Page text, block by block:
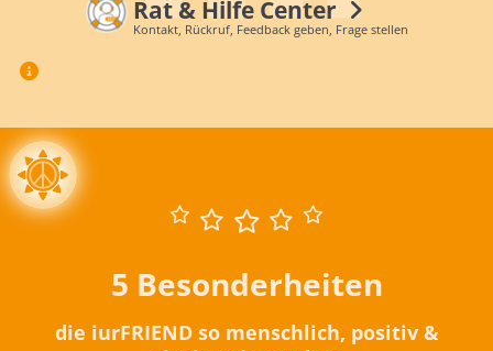
Rat & Hilfe Center
Kontakt, Rückruf, Feedback geben, Frage stellen
5 Besonderheiten
die iurFRIEND so menschlich, positiv &